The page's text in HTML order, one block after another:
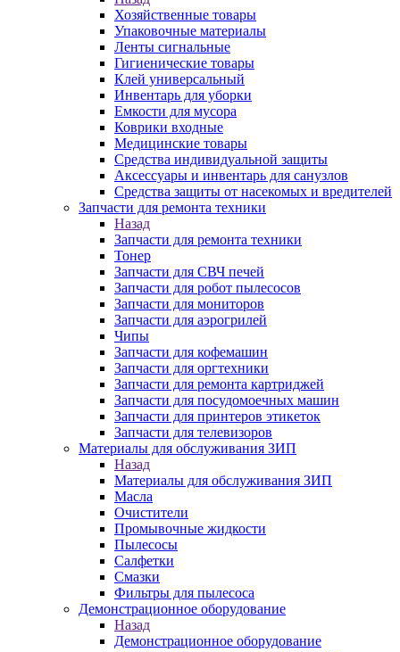
Хозяйственные товары
Упаковочные материалы
Ленты сигнальные
Гигиенические товары
Клей универсальный
Инвентарь для уборки
Емкости для мусора
Коврики входные
Медицинские товары
Средства индивидуальной защиты
Аксессуары и инвентарь для санузлов
Средства защиты от насекомых и вредителей
Запчасти для ремонта техники
Назад
Запчасти для ремонта техники
Тонер
Запчасти для СВЧ печей
Запчасти для робот пылесосов
Запчасти для мониторов
Запчасти для аэрогрилей
Чипы
Запчасти для кофемашин
Запчасти для оргтехники
Запчасти для ремонта картриджей
Запчасти для посудомоечных машин
Запчасти для принтеров этикеток
Запчасти для телевизоров
Материалы для обслуживания ЗИП
Назад
Материалы для обслуживания ЗИП
Масла
Очистители
Промывочные жидкости
Пылесосы
Салфетки
Смазки
Фильтры для пылесоса
Демонстрационное оборудование
Назад
Демонстрационное оборудование